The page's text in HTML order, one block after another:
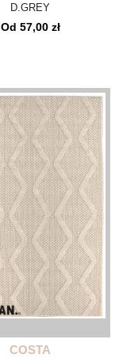
D.GREY
Od 57,00 zł
COSTA